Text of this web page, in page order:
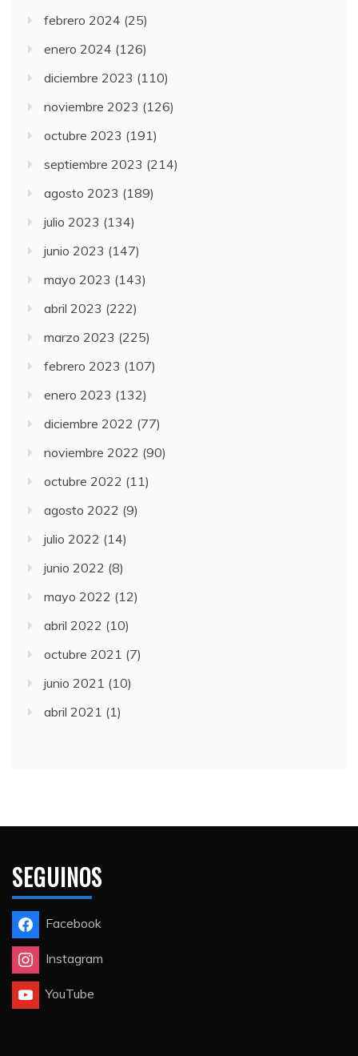
febrero 2024 (25)
enero 2024 (126)
diciembre 2023 (110)
noviembre 2023 (126)
octubre 2023 (191)
septiembre 2023 (214)
agosto 2023 (189)
julio 2023 (134)
junio 2023 (147)
mayo 2023 (143)
abril 2023 (222)
marzo 2023 (225)
febrero 2023 (107)
enero 2023 (132)
diciembre 2022 (77)
noviembre 2022 (90)
octubre 2022 (11)
agosto 2022 (9)
julio 2022 (14)
junio 2022 (8)
mayo 2022 (12)
abril 2022 (10)
octubre 2021 (7)
junio 2021 (10)
abril 2021 (1)
SEGUINOS
Facebook
Instagram
YouTube